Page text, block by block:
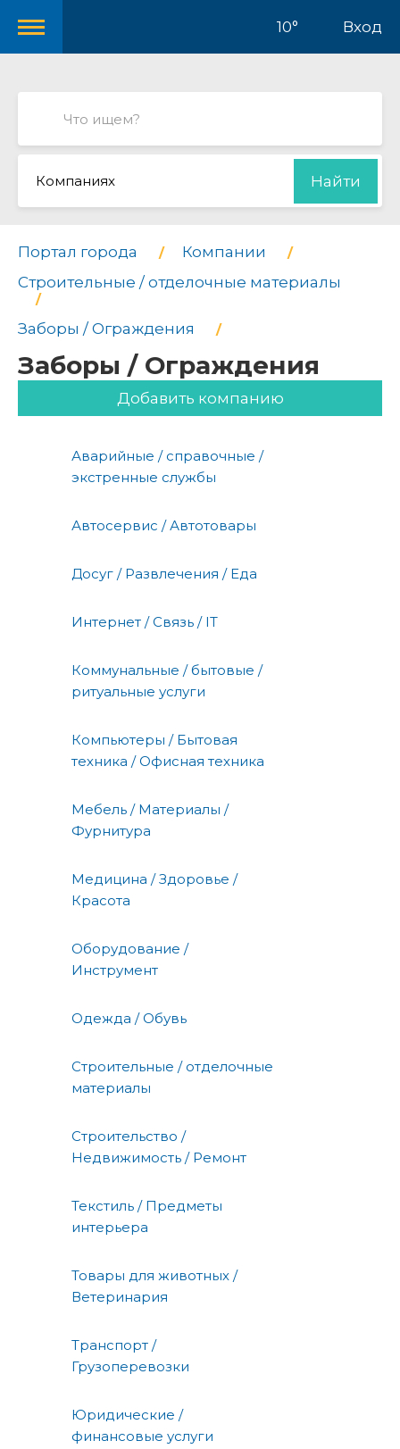
10° Вход
Компаниях Найти
Портал города
Компании
Строительные / отделочные материалы
Заборы / Ограждения
Заборы / Ограждения
Добавить компанию
Аварийные / справочные /
экстренные службы
Автосервис / Автотовары
Досуг / Развлечения / Еда
Интернет / Связь / IT
Коммунальные / бытовые /
ритуальные услуги
Компьютеры / Бытовая
техника / Офисная техника
Мебель / Материалы /
Фурнитура
Медицина / Здоровье /
Красота
Оборудование /
Инструмент
Одежда / Обувь
Строительные / отделочные
материалы
Строительство /
Недвижимость / Ремонт
Текстиль / Предметы
интерьера
Товары для животных /
Ветеринария
Транспорт /
Грузоперевозки
Юридические /
финансовые услуги